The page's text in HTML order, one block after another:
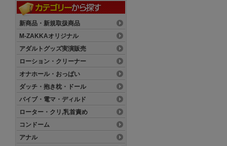
新商品・新規取扱商品
M-ZAKKAオリジナル
アダルトグッズ実演販売
ローション・クリーナー
オナホール・おっぱい
ダッチ・抱き枕・ドール
バイブ・電マ・ディルド
ローター・クリ,乳首責め
コンドーム
アナル